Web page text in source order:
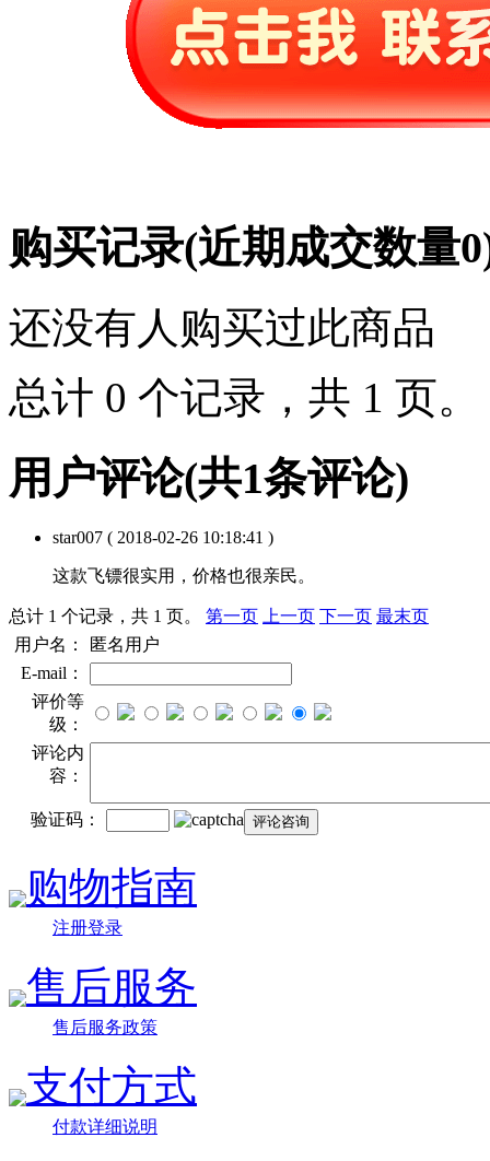
购买记录(近期成交数量0
还没有人购买过此商品
总计 0 个记录，共 1 页。
用户评论(共1条评论)
star007 ( 2018-02-26 10:18:41 )
这款飞镖很实用，价格也很亲民。
总计 1 个记录，共 1 页。 第一页 上一页 下一页 最末页
用户名：
匿名用户
E-mail：
评价等
级：
评论内
容：
验证码：
购物指南
注册登录
售后服务
售后服务政策
支付方式
付款详细说明